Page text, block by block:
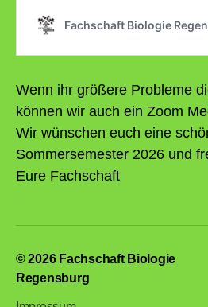
Wenn ihr größere Probleme
können wir auch ein Zoom
Wir wünschen euch eine
Sommersemester 2026 und
Eure Fachschaft
© 2026 Fachschaft Biologie
Regensburg